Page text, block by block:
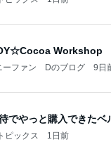
Workshop
ーファン Dのブログ 9日
でやっと購入できたベ
ピックス 1日前